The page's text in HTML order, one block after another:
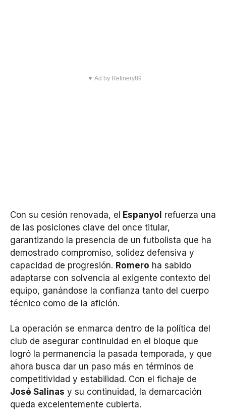
▼ Ad by Refinery89
Con su cesión renovada, el Espanyol refuerza una
de las posiciones clave del once titular,
garantizando la presencia de un futbolista que ha
demostrado compromiso, solidez defensiva y
capacidad de progresión. Romero ha sabido
adaptarse con solvencia al exigente contexto del
equipo, ganándose la confianza tanto del cuerpo
técnico como de la afición.
La operación se enmarca dentro de la política del
club de asegurar continuidad en el bloque que
logró la permanencia la pasada temporada, y que
ahora busca dar un paso más en términos de
competitividad y estabilidad. Con el fichaje de
José Salinas y su continuidad, la demarcación
queda excelentemente cubierta.